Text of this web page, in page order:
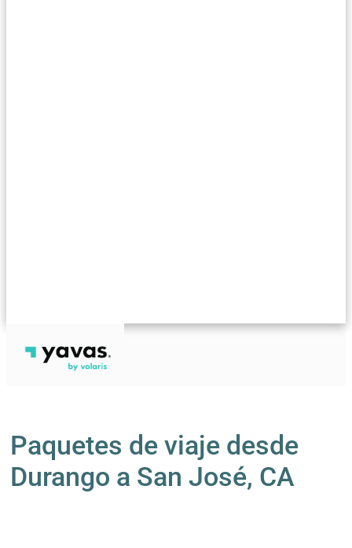
Paquetes de viaje desde
Durango a San José, CA